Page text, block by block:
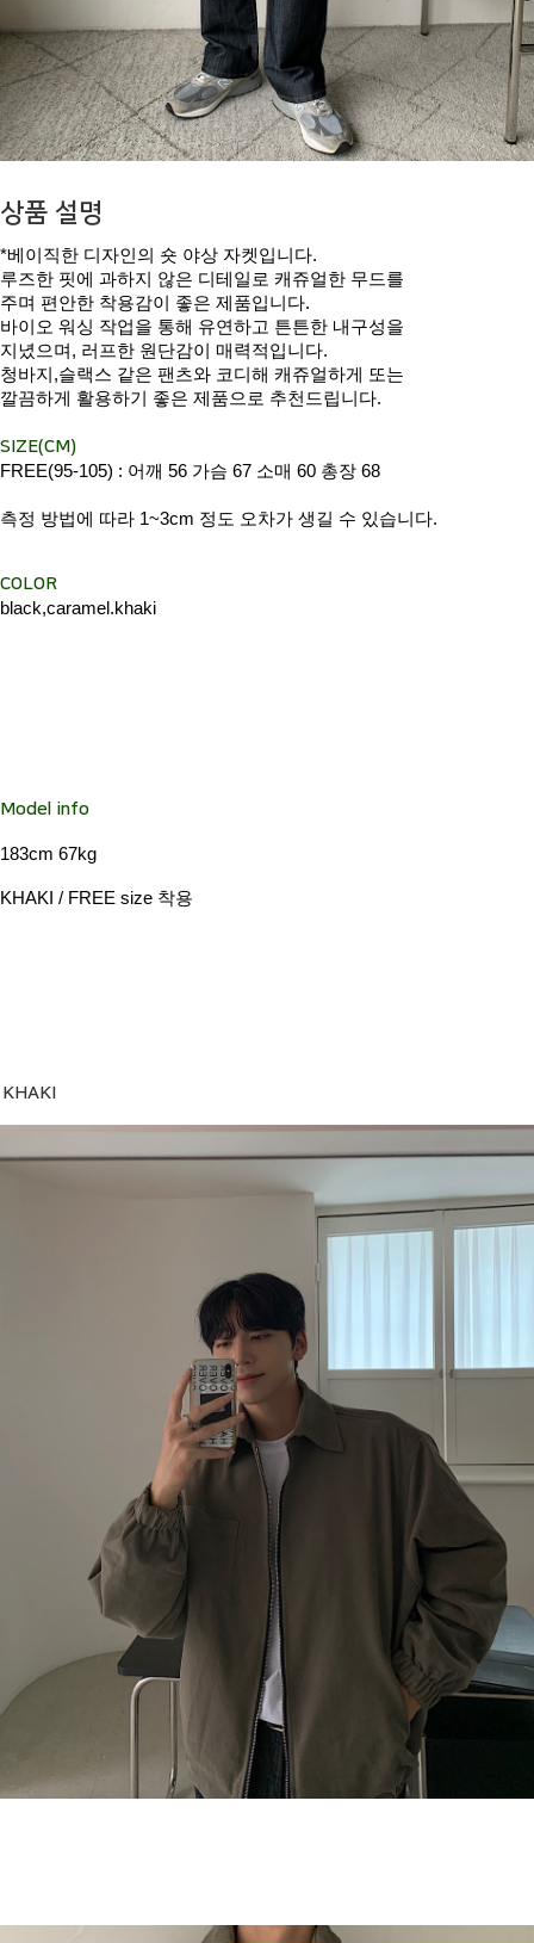
상품 설명
*베이직한 디자인의 숏 야상 자켓입니다.
루즈한 핏에 과하지 않은 디테일로 캐쥬얼한 무드를
주며 편안한 착용감이 좋은 제품입니다.
바이오 워싱 작업을 통해 유연하고 튼튼한 내구성을
지녔으며, 러프한 원단감이 매력적입니다.
청바지,슬랙스 같은 팬츠와 코디해 캐쥬얼하게 또는
깔끔하게 활용하기 좋은 제품으로 추천드립니다.
SIZE(CM)
FREE(95-105) : 어깨 56 가슴 67 소매 60 총장 68
측정 방법에 따라 1~3cm 정도 오차가 생길 수 있습니다.
COLOR
black,caramel.khaki
Model info
183cm 67kg
KHAKI / FREE size 착용
KHAKI